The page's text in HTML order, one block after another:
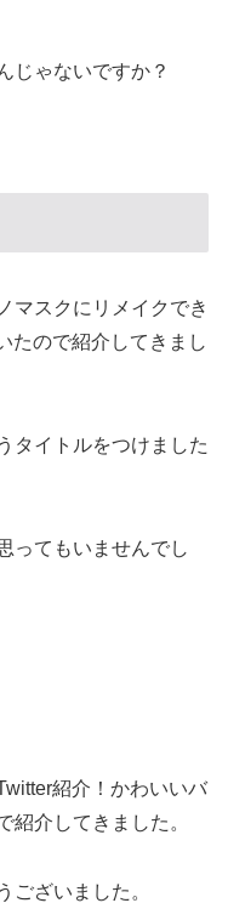
じゃないですか？
マスクにリメイクでき
たので紹介してきまし
タイトルをつけました
ってもいませんでし
紹介！かわいいバ
紹介してきました。
ございました。